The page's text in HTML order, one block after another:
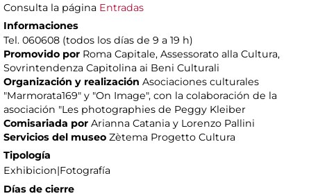
Consulta la página Entradas
Informaciones
Tel. 060608 (todos los días de 9 a 19 h)
Promovido por Roma Capitale, Assessorato alla Cultura,
Sovrintendenza Capitolina ai Beni Culturali
Organización y realización Asociaciones culturales
"Marmorata169" y "On Image", con la colaboración de la
asociación "Les photographies de Peggy Kleiber
Comisariada por Arianna Catania y Lorenzo Pallini
Servicios del museo Zètema Progetto Cultura
Tipología
Exhibicion|Fotografía
Días de cierre